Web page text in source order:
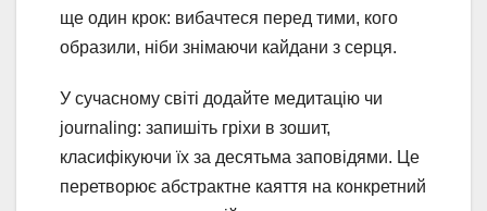
ще один крок: вибачтеся перед тими, кого
образили, ніби знімаючи кайдани з серця.
У сучасному світі додайте медитацію чи
journaling: запишіть гріхи в зошит,
класифікуючи їх за десятьма заповідями. Це
перетворює абстрактне каяття на конкретний